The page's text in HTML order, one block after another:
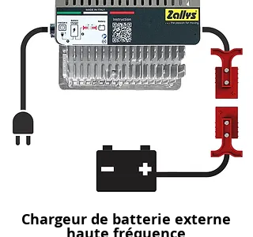
Chargeur de batterie externe